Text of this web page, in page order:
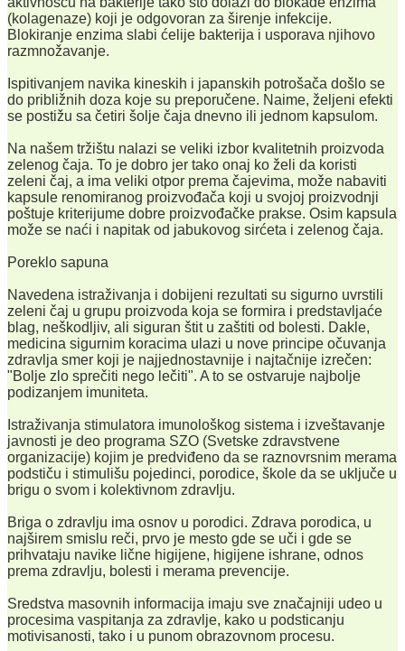
(kolagenaze) koji je odgovoran za širenje infekcije.
Blokiranje enzima slabi ćelije bakterija i usporava njihovo
razmnožavanje.
Ispitivanjem navika kineskih i japanskih potrošača došlo se
do približnih doza koje su preporučene. Naime, željeni efekti
se postižu sa četiri šolje čaja dnevno ili jednom kapsulom.
Na našem tržištu nalazi se veliki izbor kvalitetnih proizvoda
zelenog čaja. To je dobro jer tako onaj ko želi da koristi
zeleni čaj, a ima veliki otpor prema čajevima, može nabaviti
kapsule renomiranog proizvođača koji u svojoj proizvodnji
poštuje kriterijume dobre proizvođačke prakse. Osim kapsula
može se naći i napitak od jabukovog sirćeta i zelenog čaja.
Poreklo sapuna
Navedena istraživanja i dobijeni rezultati su sigurno uvrstili
zeleni čaj u grupu proizvoda koja se formira i predstavljaće
blag, neškodljiv, ali siguran štit u zaštiti od bolesti. Dakle,
medicina sigurnim koracima ulazi u nove principe očuvanja
zdravlja smer koji je najjednostavnije i najtačnije izrečen:
"Bolje zlo sprečiti nego lečiti". A to se ostvaruje najbolje
podizanjem imuniteta.
Istraživanja stimulatora imunološkog sistema i izveštavanje
javnosti je deo programa SZO (Svetske zdravstvene
organizacije) kojim je predviđeno da se raznovrsnim merama
podstiču i stimulišu pojedinci, porodice, škole da se uključe u
brigu o svom i kolektivnom zdravlju.
Briga o zdravlju ima osnov u porodici. Zdrava porodica, u
najširem smislu reči, prvo je mesto gde se uči i gde se
prihvataju navike lične higijene, higijene ishrane, odnos
prema zdravlju, bolesti i merama prevencije.
Sredstva masovnih informacija imaju sve značajniji udeo u
procesima vaspitanja za zdravlje, kako u podsticanju
motivisanosti, tako i u punom obrazovnom procesu.